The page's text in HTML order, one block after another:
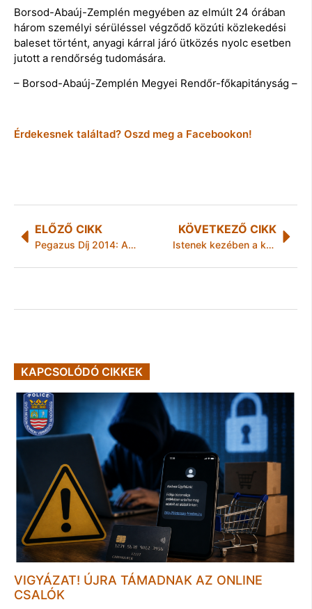
Borsod-Abaúj-Zemplén megyében az elmúlt 24 órában
három személyi sérüléssel végződő közúti közlekedési
baleset történt, anyagi kárral járó ütközés nyolc esetben
jutott a rendőrség tudomására.
– Borsod-Abaúj-Zemplén Megyei Rendőr-főkapitányság –
Érdekesnek találtad? Oszd meg a Facebookon!
ELŐZŐ CIKK
Pegazus Díj 2014: Az öt legjobban fejlődő magyar vállalkozás között a HELL ENERGY!
KÖVETKEZŐ CIKK
Istenek kezében a kalapács is veszélyes
KAPCSOLÓDÓ CIKKEK
VIGYÁZAT! ÚJRA TÁMADNAK AZ ONLINE
CSALÓK